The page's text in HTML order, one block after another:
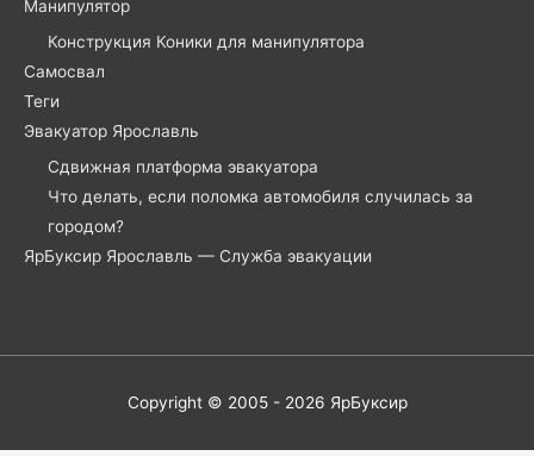
Манипулятор
Конструкция Коники для манипулятора
Самосвал
Теги
Эвакуатор Ярославль
Сдвижная платформа эвакуатора
Что делать, если поломка автомобиля случилась за
городом?
ЯрБуксир Ярославль — Служба эвакуации
Copyright © 2005 - 2026 ЯрБуксир